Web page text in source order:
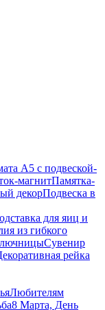
А5 с подвеской-
магнитПамятка-
декорПодвеска в
для яиц и
из гибкого
Сувенир
рейка
Любителям
8 Марта, День